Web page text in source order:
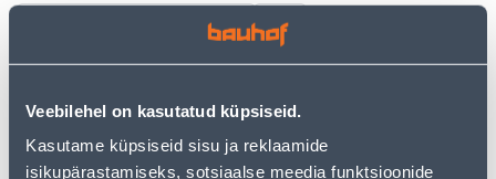
Veebilehel on kasutatud küpsiseid.
Kasutame küpsiseid sisu ja reklaamide
isikupärastamiseks, sotsiaalse meedia funktsioonide
Посмотреть наличие
• 14-päevane tagastusõigus.
• HANKIJA LAOST TELLITAV TOODE